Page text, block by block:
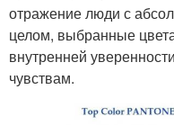
отражение люди с
целом, выбранные
внутренней
чувствам.